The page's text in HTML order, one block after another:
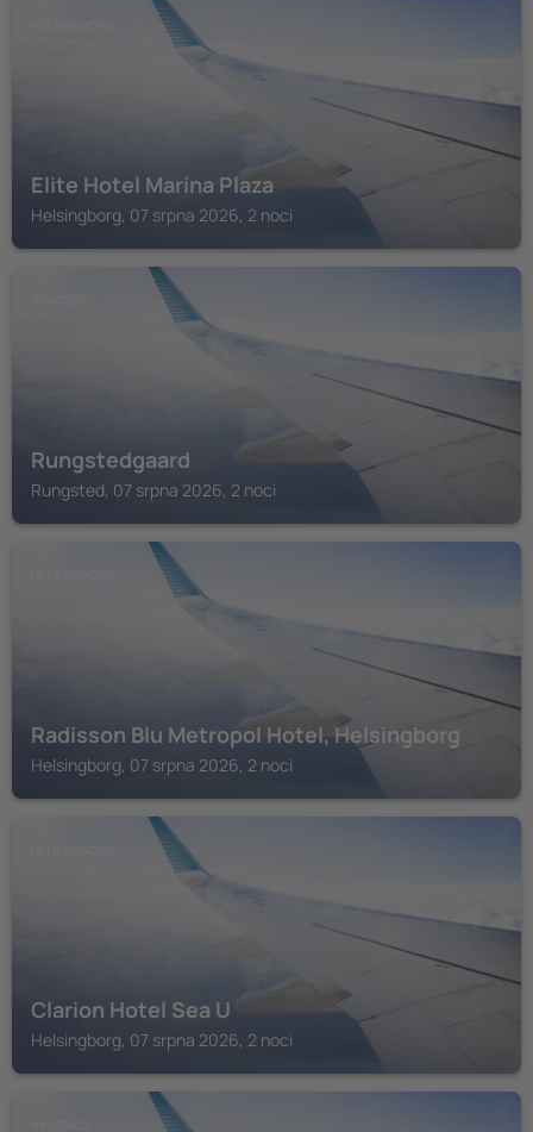
Elite Hotel Marina Plaza
Helsingborg, 07 srpna 2026, 2 noci
Rungstedgaard
Rungsted, 07 srpna 2026, 2 noci
Radisson Blu Metropol Hotel, Helsingborg
Helsingborg, 07 srpna 2026, 2 noci
Clarion Hotel Sea U
Helsingborg, 07 srpna 2026, 2 noci